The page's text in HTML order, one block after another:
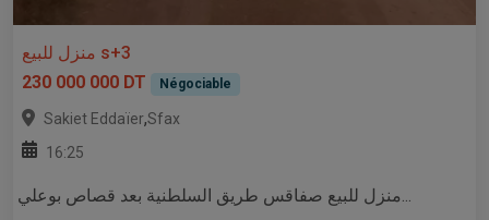
منزل للبيع s+3
230 000 000 DT
Négociable
Sakiet Eddaïer,Sfax
16:25